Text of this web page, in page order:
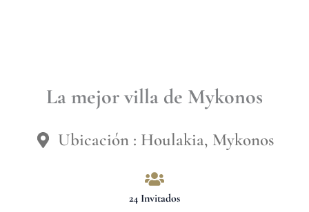
La mejor villa de Mykonos
Ubicación : Houlakia, Mykonos
24 Invitados